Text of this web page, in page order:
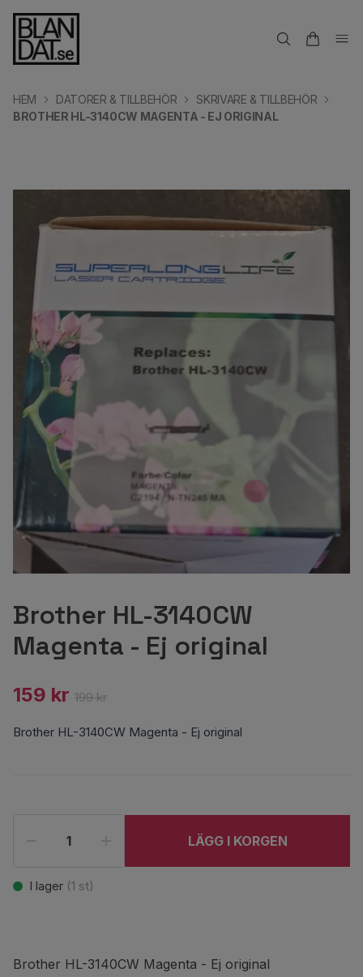
HEM DATORER & TILLBEHÖR
SKRIVARE & TILLBEHÖR
BROTHER HL-3140CW MAGENTA - EJ ORIGINAL
Brother HL-3140CW
Magenta - Ej original
159 kr 199 kr
Brother HL-3140CW Magenta - Ej original
LÄGG I KORGEN
I lager (1 st)
Brother HL-3140CW Magenta - Ej original